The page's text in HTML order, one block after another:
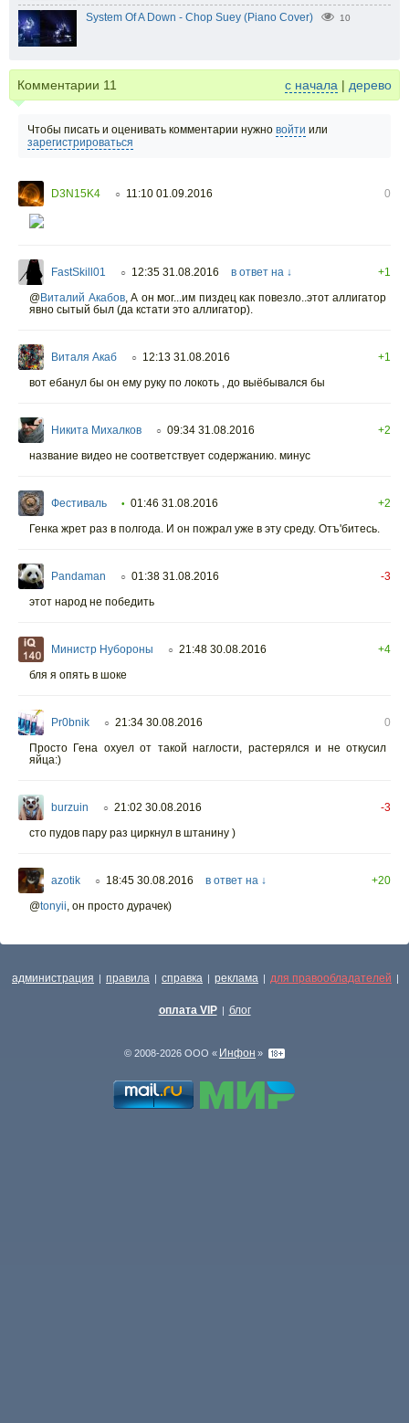
System Of A Down - Chop Suey (Piano Cover) 10
Комментарии 11 с начала | дерево
Чтобы писать и оценивать комментарии нужно войти или
зарегистрироваться
D3N15K4 ○ 11:10 01.09.2016 0
FastSkill01 ○ 12:35 31.08.2016 в ответ на ↓
+1
@Виталий Акабов, А он мог...им пиздец как повезло..этот аллигатор
явно сытый был (да кстати это аллигатор).
Виталя Акаб ○ 12:13 31.08.2016
+1
вот ебанул бы он ему руку по локоть , до выёбывался бы
Никита Михалков ○ 09:34 31.08.2016
+2
название видео не соответствует содержанию. минус
Фестиваль • 01:46 31.08.2016
+2
Генка жрет раз в полгода. И он пожрал уже в эту среду. Отъ'битесь.
Pandaman ○ 01:38 31.08.2016
-3
этот народ не победить
Министр Нубороны ○ 21:48 30.08.2016
+4
бля я опять в шоке
Pr0bnik ○ 21:34 30.08.2016
0
Просто Гена охуел от такой наглости, растерялся и не откусил
яйца:)
burzuin ○ 21:02 30.08.2016
-3
сто пудов пару раз циркнул в штанину )
azotik ○ 18:45 30.08.2016 в ответ на ↓
+20
@tonyii он просто дурачек)
администрация | правила | справка | реклама | для правообладателей |
оплата VIP | блог
© 2008-2026 ООО « Инфон »